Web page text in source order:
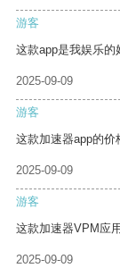
游客
这款app是我娱乐的
2025-09-09
游客
这款加速器app的价
2025-09-09
游客
这款加速器VPM应
2025-09-09